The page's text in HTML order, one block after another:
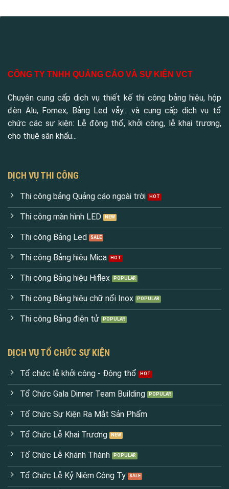
CÔNG TY TNHH QUẢNG CÁO VÀ SỰ KIỆN VCT
Chuyên cung cấp dịch vụ thiết kế thi công bảng hiệu, hộp
đèn Alu, Fomex, Bảng Led vẫy... và cung cấp dịch vụ tổ
chức các sự kiện: Lễ động thổ, khởi công, lễ khai trương,
cho thuê sân khấu...
DỊCH VỤ THI CÔNG
Thi công bảng Quảng cáo ngoài trời
Thi công màn hình LED
Thi công Bảng Led
Thi công Bảng hiệu Mica
Thi công Bảng hiệu Hiflex
Thi công Bảng hiệu chữ nổi Inox
Thi công Bảng điện tử
DỊCH VỤ TỔ CHỨC SỰ KIỆN
Tổ chức lễ khởi công - Động thổ
Tổ Chức Gala Dinner Team Building
Tổ Chức Sự Kiện Ra Mắt Sản Phẩm
Tổ Chức Lễ Khai Trương
Tổ Chức Lễ Khánh Thành
Tổ Chức Lễ Kỷ Niệm Công Ty